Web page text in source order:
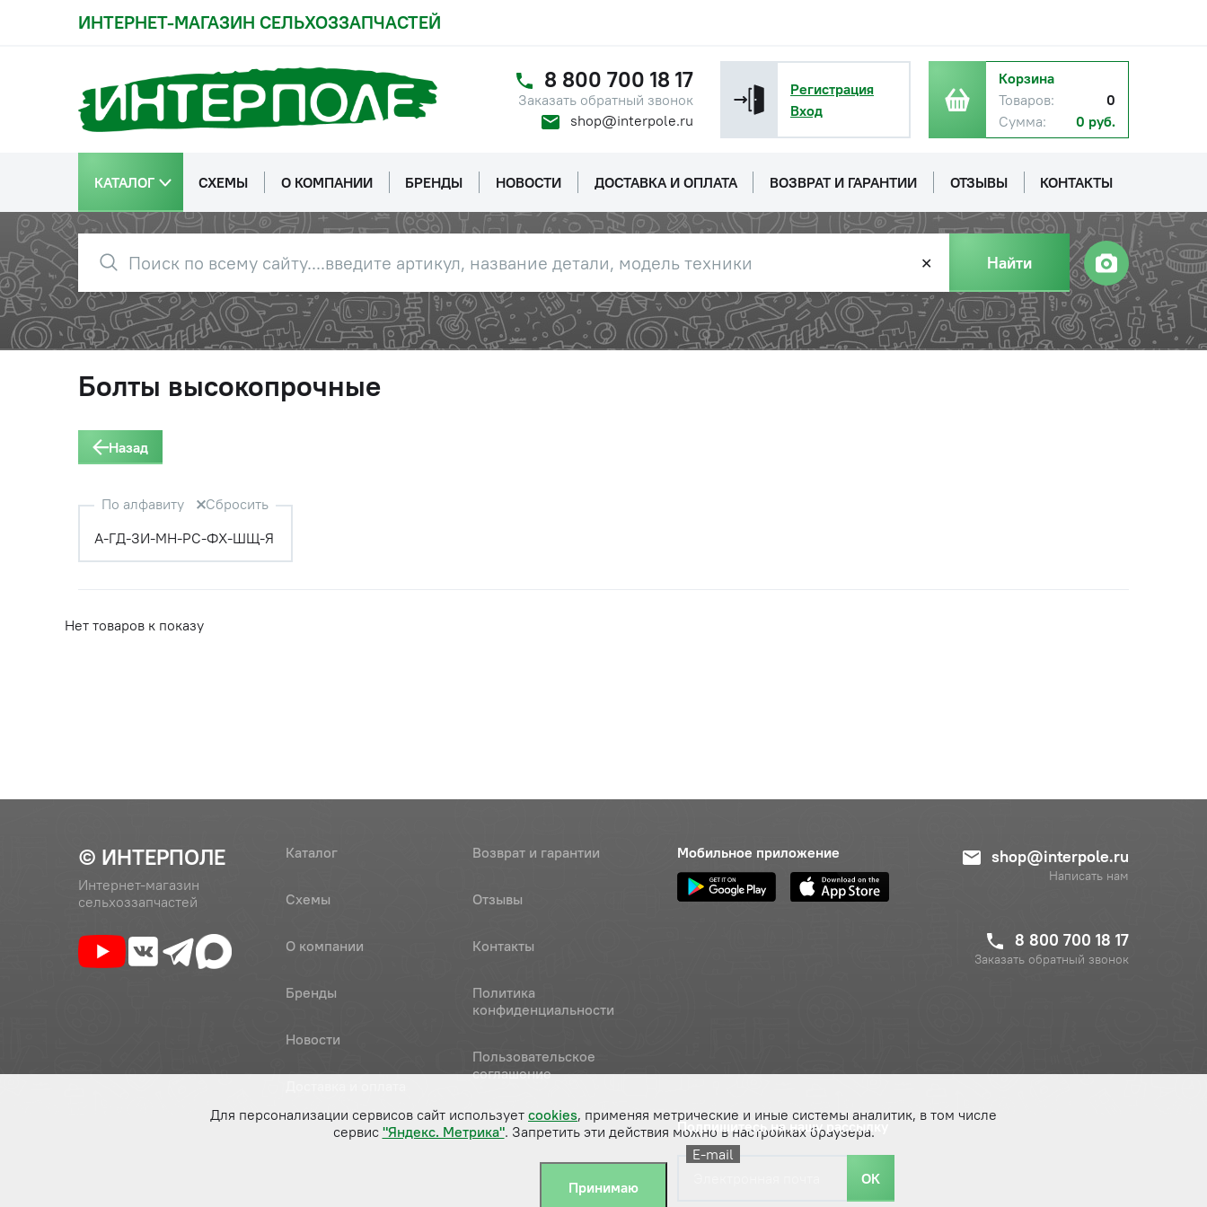
ИНТЕРНЕТ-МАГАЗИН СЕЛЬХОЗЗАПЧАСТЕЙ
8 800 700 18 17
Заказать обратный звонок
shop@interpole.ru
Регистрация
Вход
Корзина
Товаров:
0
Сумма:
0 руб.
КАТАЛОГ СХЕМЫ О КОМПАНИИ БРЕНДЫ НОВОСТИ ДОСТАВКА И ОПЛАТА ВОЗВРАТ И ГАРАНТИИ ОТЗЫВЫ КОНТАКТЫ
✕ Найти
Болты высокопрочные
Назад
По алфавиту
Сбросить
А-ГД-ЗИ-МН-РС-ФХ-ШЩ-Я
Нет товаров к показу
© ИНТЕРПОЛЕ
Интернет-магазин
сельхоззапчастей
Каталог
Схемы
О компании
Бренды
Новости
Возврат и гарантии
Отзывы
Контакты
Политика
конфиденциальности
Пользовательское
соглашение
Мобильное приложение shop@interpole.ru
Написать нам
8 800 700 18 17
Заказать обратный звонок
Подпишитесь на нашу рассылку
E-mail
ОК
Для персонализации сервисов сайт использует cookies, применяя метрические и иные системы аналитик, в том числе
сервис "Яндекс. Метрика". Запретить эти действия можно в настройках браузера.
Принимаю